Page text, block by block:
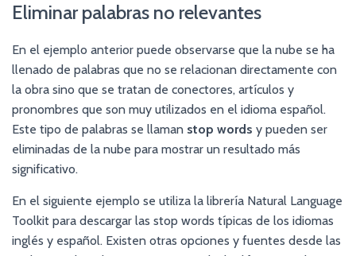
Eliminar palabras no relevantes
En el ejemplo anterior puede observarse que la nube se ha
llenado de palabras que no se relacionan directamente con
la obra sino que se tratan de conectores, artículos y
pronombres que son muy utilizados en el idioma español.
Este tipo de palabras se llaman stop words y pueden ser
eliminadas de la nube para mostrar un resultado más
significativo.
En el siguiente ejemplo se utiliza la librería Natural Language
Toolkit para descargar las stop words típicas de los idiomas
inglés y español. Existen otras opciones y fuentes desde las